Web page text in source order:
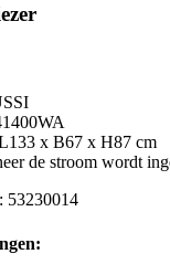
x B67 x H87 cm
de stroom wordt
53230014